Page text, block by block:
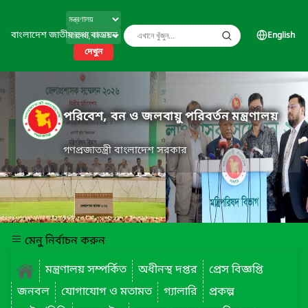
বাংলাদেশ জাতীয় তথ্য বাতায়ন
দেখুন
English
পরিবেশ, বন ও জলবায়ু পরিবর্তন মন্ত্রণালয়
গণপ্রজাতন্ত্রী বাংলাদেশ সরকার
মেনু নির্বাচন করুন
মন্ত্রণালয় সম্পর্কিত
অধীনস্থ দপ্তর
প্রেস বিজ্ঞপ্তি
জনবল
যোগাযোগ ও মতামত গ্যালারি
প্রকল্প